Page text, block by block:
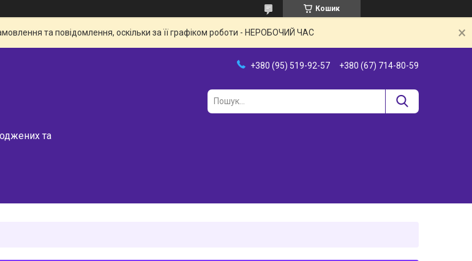
Кошик
та повідомлення, оскільки за її графіком роботи - НЕРОБОЧИЙ ЧАС
та
+380 (95) 519-92-57 +380 (67) 714-80-59